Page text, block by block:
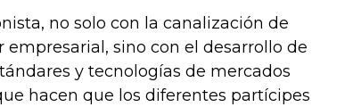
no solo con la canalización de
sino con el desarrollo de
y tecnologías de mercados
hacen que los diferentes partícipes